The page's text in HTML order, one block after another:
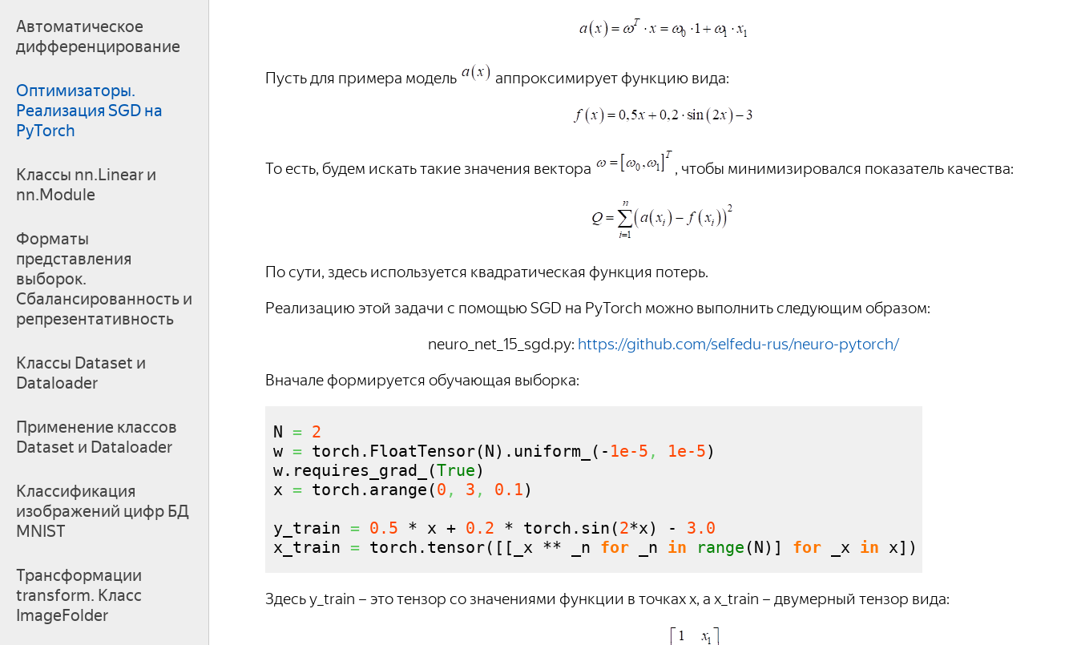
Автоматическое
дифференцирование
Оптимизаторы.
Реализация SGD на
PyTorch
Классы nn.Linear и
nn.Module
Форматы
представления
выборок.
Сбалансированность и
репрезентативность
Классы Dataset и
Dataloader
Применение классов
Dataset и Dataloader
Классификация
изображений цифр БД
MNIST
Трансформации
transform. Класс
ImageFolder
Пусть для примера модель аппроксимирует функцию вида:
То есть, будем искать такие значения вектора , чтобы минимизировался показатель качества:
По сути, здесь используется квадратическая функция потерь.
Реализацию этой задачи с помощью SGD на PyTorch можно выполнить следующим образом:
neuro_net_15_sgd.py: https://github.com/selfedu-rus/neuro-pytorch/
Вначале формируется обучающая выборка:
N = 2
w = torch. FloatTensor( N ) . uniform_ ( - 1e-5 , 1e-5)
w. requires_grad_ (True)
x = torch. arange (0 , 3 , 0.1)
y_train = 0.5 * x + 0.2 * torch. sin (2*x) - 3.0
x_train = torch. tensor( [ [ _x ** _n for _n in range ( N ) ] for _x in x] )
Здесь y_train – это тензор со значениями функции в точках x, а x_train – двумерный тензор вида: